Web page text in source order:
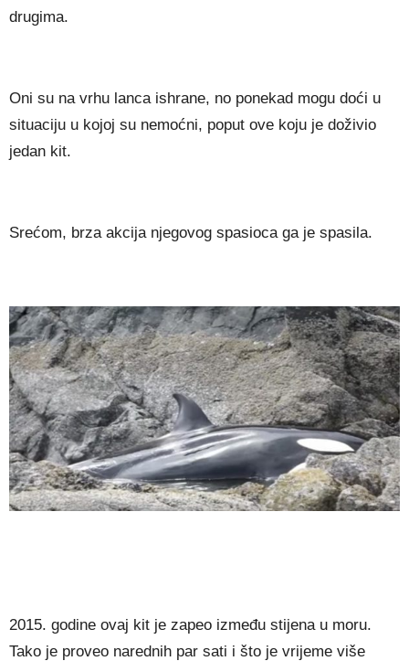
drugima.
Oni su na vrhu lanca ishrane, no ponekad mogu doći u
situaciju u kojoj su nemoćni, poput ove koju je doživio
jedan kit.
Srećom, brza akcija njegovog spasioca ga je spasila.
2015. godine ovaj kit je zapeo između stijena u moru.
Tako je proveo narednih par sati i što je vrijeme više